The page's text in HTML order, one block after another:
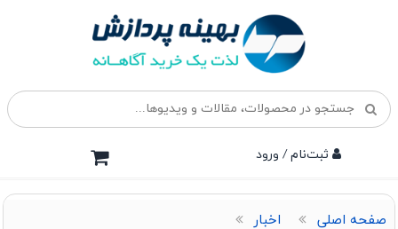
ثبت‌نام / ورود
صفحه اصلی
اخبار